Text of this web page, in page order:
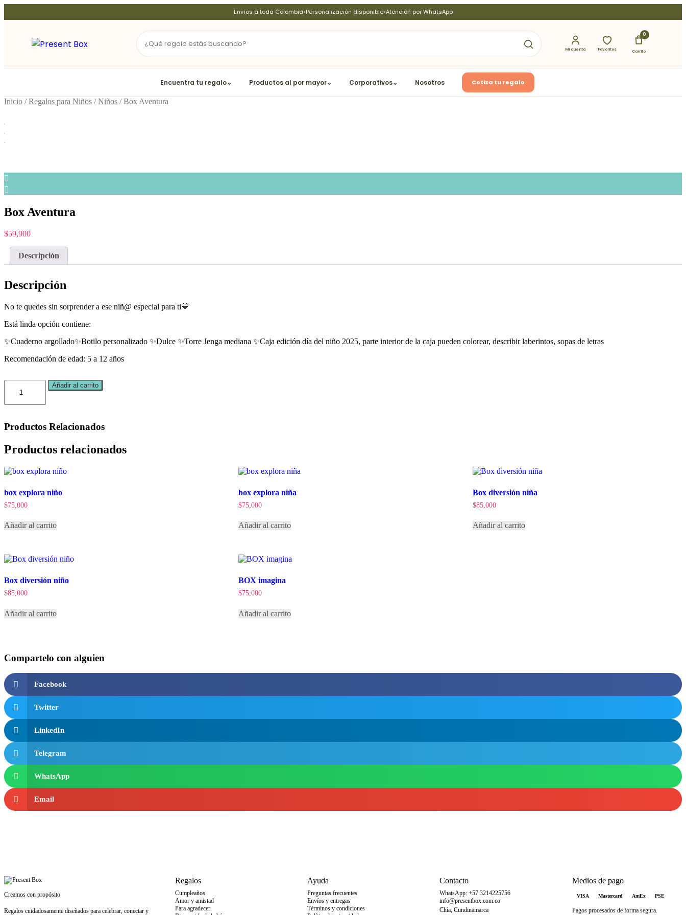
Envíos a toda Colombia•Personalización disponible•Atención por WhatsApp
Mi cuenta Favoritos
0
Carrito
Encuentra tu regalo⌄ Productos al por mayor⌄ Corporativos⌄ Nosotros Cotiza tu regalo
Inicio /Regalos para Niños /Niños / Box Aventura
Box Aventura
$59,900
Descripción
Descripción
No te quedes sin sorprender a ese niñ@ especial para ti💛
Está linda opción contiene:
✨Cuaderno argollado✨Botilo personalizado ✨Dulce ✨Torre Jenga mediana ✨Caja edición día del niño 2025, parte interior de la caja pueden colorear, describir laberintos, sopas de letras
Recomendación de edad: 5 a 12 años
Aventura
Añadir al carrito
Productos Relacionados
Productos relacionados
box explora niño
$75,000
Añadir al carrito
box explora niña
$75,000
Añadir al carrito
Box diversión niña
$85,000
Añadir al carrito
Box diversión niño
$85,000
Añadir al carrito
BOX imagina
$75,000
Añadir al carrito
Compartelo con alguien
Facebook
Twitter
LinkedIn
Telegram
WhatsApp
Email
Creamos con propósito
Regalos cuidadosamente diseñados para celebrar, conectar y
Regalos
Cumpleaños
Amor y amistad
Para agradecer
Ayuda
Preguntas frecuentes
Envíos y entregas
Términos y condiciones
Contacto
WhatsApp: +57 3214225756
info@presentbox.com.co
Chía, Cundinamarca
Medios de pago
VISA Mastercard AmEx PSE
Pagos procesados de forma segura.